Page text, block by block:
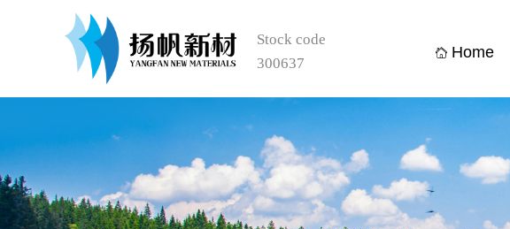
Stock code
300637
Home